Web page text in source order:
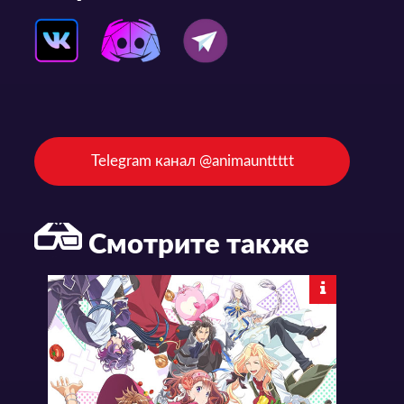
Telegram канал @animaunttttt
Смотрите также